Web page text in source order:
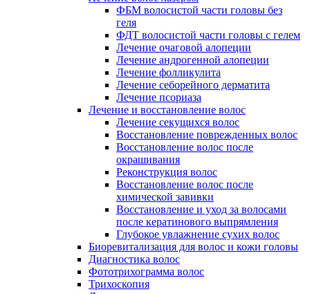
ФБМ волосистой части головы без
геля
ФДТ волосистой части головы с гелем
Лечение очаговой алопеции
Лечение андрогенной алопеции
Лечение фолликулита
Лечение себорейного дерматита
Лечение псориаза
Лечение и восстановление волос
Лечение секущихся волос
Восстановление поврежденных волос
Восстановление волос после
окрашивания
Реконструкция волос
Восстановление волос после
химической завивки
Восстановление и уход за волосами
после кератинового выпрямления
Глубокое увлажнение сухих волос
Биоревитализация для волос и кожи головы
Диагностика волос
Фототрихограмма волос
Трихоскопия